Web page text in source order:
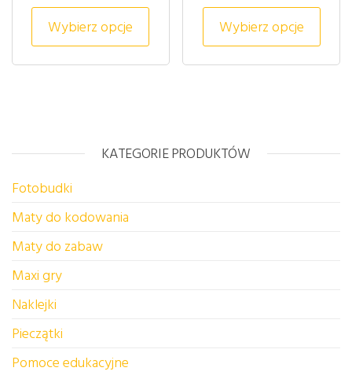
Wybierz opcje
Ten produkt ma wiele
Wybierz opcje
Ten
KATEGORIE PRODUKTÓW
Fotobudki
Maty do kodowania
Maty do zabaw
Maxi gry
Naklejki
Pieczątki
Pomoce edukacyjne